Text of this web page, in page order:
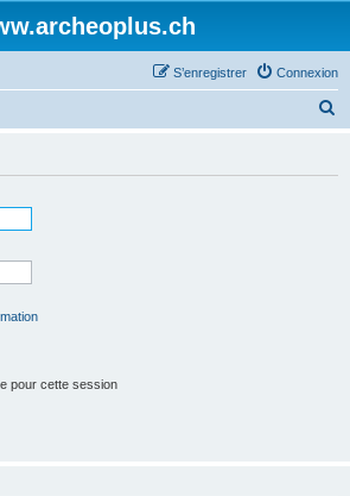
Connexion
S’enregistrer
pour cette session